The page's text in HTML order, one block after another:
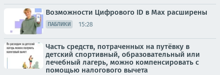
Возможности Цифрового ID в Мах расширены
ПАБЛИКИ 15:28
Часть средств, потраченных на путёвку в
детский спортивный, образовательный или
лечебный лагерь, можно компенсировать с
помощью налогового вычета